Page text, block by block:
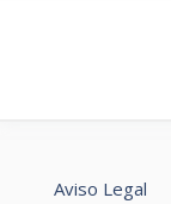
Aviso Legal